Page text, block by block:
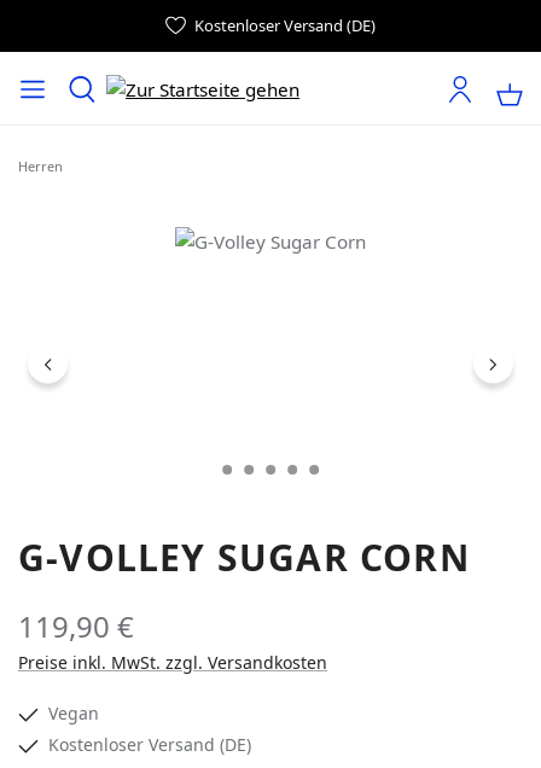
Kostenloser Versand (DE)
Herren
Bildergalerie überspringen
G-VOLLEY SUGAR CORN
119,90 €
Preise inkl. MwSt. zzgl. Versandkosten
Vegan
Kostenloser Versand (DE)